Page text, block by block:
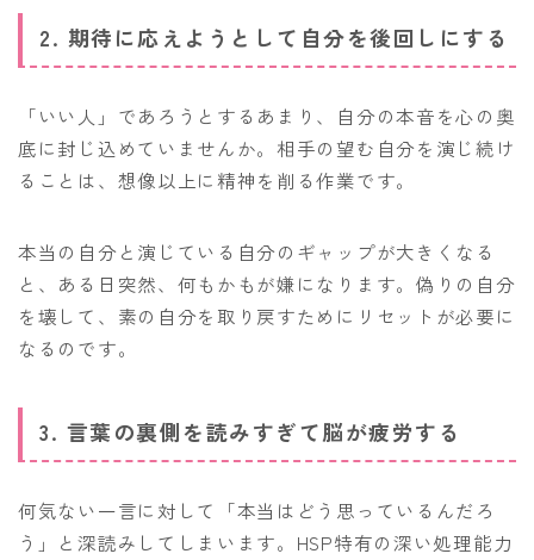
2. 期待に応えようとして自分を後回しにする
「いい人」であろうとするあまり、自分の本音を心の奥
底に封じ込めていませんか。相手の望む自分を演じ続け
ることは、想像以上に精神を削る作業です。
本当の自分と演じている自分のギャップが大きくなる
と、ある日突然、何もかもが嫌になります。偽りの自分
を壊して、素の自分を取り戻すためにリセットが必要に
なるのです。
3. 言葉の裏側を読みすぎて脳が疲労する
何気ない一言に対して「本当はどう思っているんだろ
う」と深読みしてしまいます。HSP特有の深い処理能力